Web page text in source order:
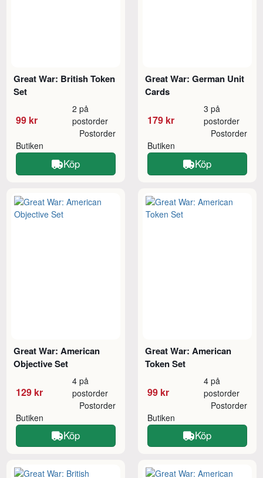
Great War: British Token
Set
99 kr
2 på
postorder
Butiken
Postorder
Köp
Great War: German Unit
Cards
179 kr
3 på
postorder
Butiken
Postorder
Köp
Great War: American
Objective Set
129 kr
4 på
postorder
Butiken
Postorder
Köp
Great War: American
Token Set
99 kr
4 på
postorder
Butiken
Postorder
Köp